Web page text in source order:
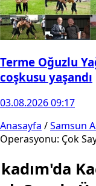
Terme Oğuzlu
coşkusu yaşandı
03.08.2026 09:17
Anasayfa /Samsun
Operasyonu: Çok